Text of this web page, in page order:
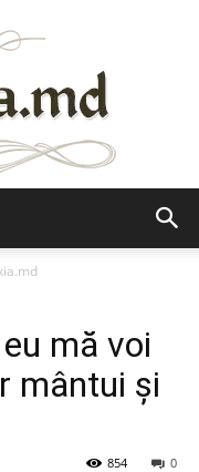
mă voi
mântui şi
0
854